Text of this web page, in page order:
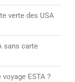
verte des USA
sans carte
ESTA ?